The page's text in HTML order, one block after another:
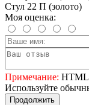
Стул 22 П (золото)
Моя оценка:
Примечание: HTML
Используйте
Продолжить